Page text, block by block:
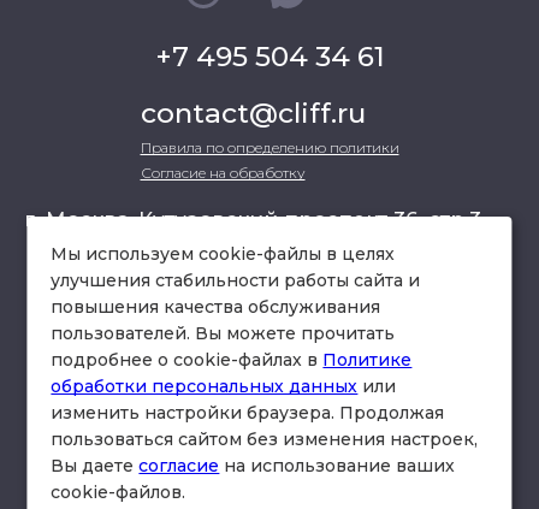
+7 495 504 34 61
contact@cliff.ru
Правила по определению политики
Согласие на обработку
г. Москва, Кутузовский проспект 36, стр.3 ,
офис 301
схема проезда
Мы используем cookie-файлы в целях
улучшения стабильности работы сайта и
повышения качества обслуживания
пользователей. Вы можете прочитать
подробнее о cookie-файлах в Политике
обработки персональных данных или
изменить настройки браузера. Продолжая
пользоваться сайтом без изменения настроек,
Вы даетесогласие на использование ваших
cookie-файлов.